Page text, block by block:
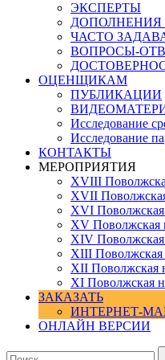
ЭКСПЕРТЫ
ДОПОЛНЕНИЯ
ЧАСТО
ВОПРОСЫ-
ОЦЕНЩИКАМ
ПУБЛИКАЦИИ
Исследование
Исследование
КОНТАКТЫ
МЕРОПРИЯТИЯ
XVIII
XVII
XVI Поволжская
ХV Поволжская
ХIV Поволжская
ХIII Поволжская
ХII Поволжская
XI Поволжская
ЗАКАЗАТЬ
ИНТЕРНЕТ-
ОНЛАЙН ВЕРСИИ